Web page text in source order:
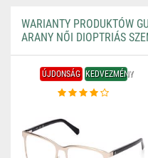
WARIANTY PRODUKTÓW
ARANY NŐI DIOPTRIÁS
ÚJDONSÁG KEDVEZMÉNY